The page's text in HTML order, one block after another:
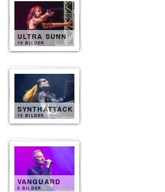
ULTRA SUNN
10 BILDER
SYNTHATTACK
10 BILDER
VANGUARD
8 BILDER